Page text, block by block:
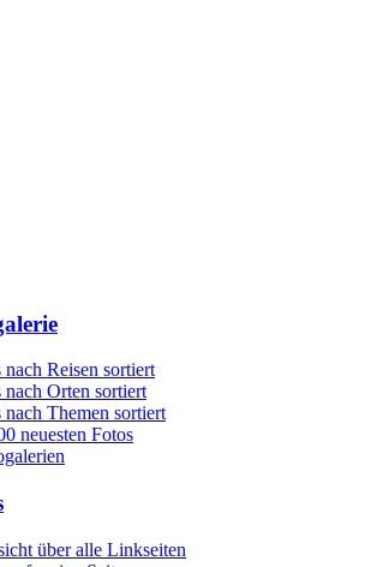
nach Reisen sortiert
nach Orten sortiert
nach Themen sortiert
neuesten Fotos
über alle Linkseiten